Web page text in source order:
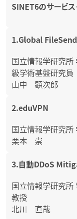
SINET6のサービ
1.Global
国立情報学研究所
級学術基盤研究員
山中 顕次郎
2.eduVPN
国立情報学研究所
栗本 崇
3.自動DDoS
国立情報学研究所
教授
北川 直哉